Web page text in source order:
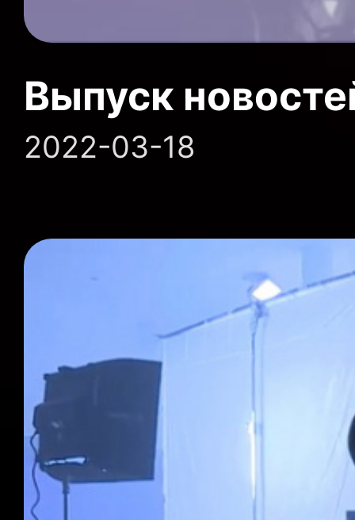
Выпуск
2022-03-18